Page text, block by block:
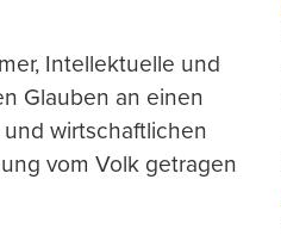
Intellektuelle und
Glauben an einen
wirtschaftlichen
vom Volk getragen